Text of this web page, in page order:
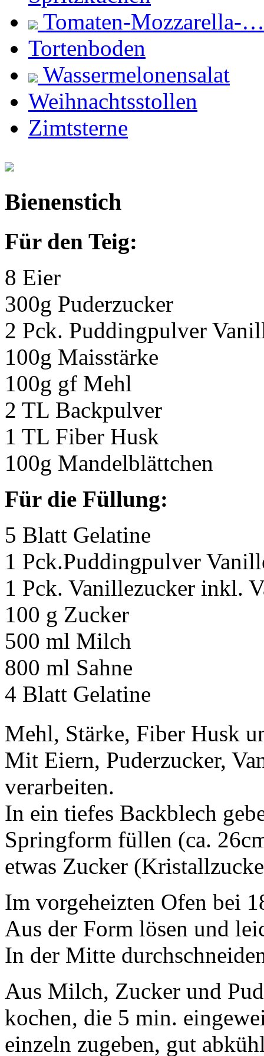
Tomaten-Mozzarella-
Tortenboden
Wassermelonensalat
Weihnachtsstollen
Zimtsterne
Bienenstich
Für den Teig:
8 Eier
300g Puderzucker
2 Pck. Puddingpulver
100g Maisstärke
100g gf Mehl
2 TL Backpulver
1 TL Fiber Husk
100g Mandelblättchen
Für die Füllung:
5 Blatt Gelatine
1 Pck.Puddingpulver
1 Pck. Vanillezucker inkl.
100 g Zucker
500 ml Milch
800 ml Sahne
4 Blatt Gelatine
Mehl, Stärke, Fiber Husk
Mit Eiern, Puderzucker,
verarbeiten.
In ein tiefes Backblech
Springform füllen (ca.
etwas Zucker
Im vorgeheizten Ofen bei
Aus der Form lösen und
In der Mitte
Aus Milch, Zucker und
kochen, die 5 min.
einzeln zugeben, gut